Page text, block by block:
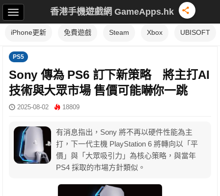
香港手機遊戲網 GameApps.hk
iPhone更新 免費遊戲 Steam Xbox UBISOFT
PS5
Sony 傳為 PS6 訂下新策略 將主打AI
技術與大眾市場 售價可能嚇你一跳
2025-08-02 18809
有消息指出，Sony 將不再以硬件性能為主
打，下一代主機 PlayStation 6 將轉向以「平
價」與「大眾吸引力」為核心策略，與當年
PS4 採取的市場方針類似。